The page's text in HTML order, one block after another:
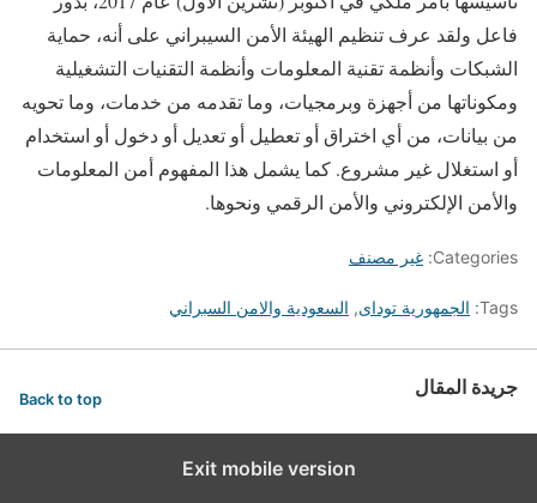
فاعل ولقد عرف تنظيم الهيئة الأمن السيبراني على أنه، حماية
الشبكات وأنظمة تقنية المعلومات وأنظمة التقنيات التشغيلية
ومكوناتها من أجهزة وبرمجيات، وما تقدمه من خدمات، وما تحويه
من بيانات، من أي اختراق أو تعطيل أو تعديل أو دخول أو استخدام
أو استغلال غير مشروع. كما يشمل هذا المفهوم أمن المعلومات
والأمن الإلكتروني والأمن الرقمي ونحوها.
Categories: غير مصنف
Tags: الجمهورية توداى, السعودية والامن السبراني
جريدة المقال Back to top
Exit mobile version